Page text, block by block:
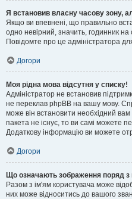
Я встановив власну часову зону,
Якщо ви впевнені, що правильно
одно невірний, значить, годинник
Повідомте про це адміністратора
Догори
Моя рідна мова відсутня у списку!
Адміністратор не встановив
не переклав phpBB на вашу мову.
може він встановити необхідний
пакета не існує, то ви самі можете
Додаткову інформацію ви можете
Догори
Що означають зображення поряд з
Разом з ім'ям користувача може
них може відноситись до вашого